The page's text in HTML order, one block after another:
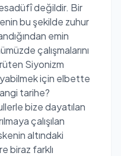
değildir. Bir
bu şekilde zuhur
emin
çalışmalarını
Siyonizm
için elbette
tarihe?
bize dayatılan
çalışılan
altındaki
biraz farklı